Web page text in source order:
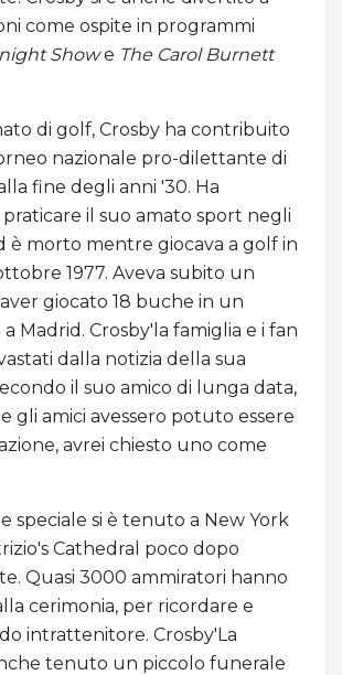
come ospite in programmi
Showe The Carol Burnett
di golf, Crosby ha contribuito
nazionale pro-dilettante di
fine degli anni '30. Ha
il suo amato sport negli
è morto mentre giocava a golf in
1977. Aveva subito un
giocato 18 buche in un
Madrid. Crosby'la famiglia e i fan
dalla notizia della sua
il suo amico di lunga data,
gli amici avessero potuto essere
avrei chiesto uno come
speciale si è tenuto a New York
Cathedral poco dopo
Quasi 3000 ammiratori hanno
cerimonia, per ricordare e
intrattenitore. Crosby'La
tenuto un piccolo funerale